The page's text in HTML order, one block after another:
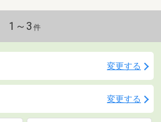
1～3 件
変更する
変更する